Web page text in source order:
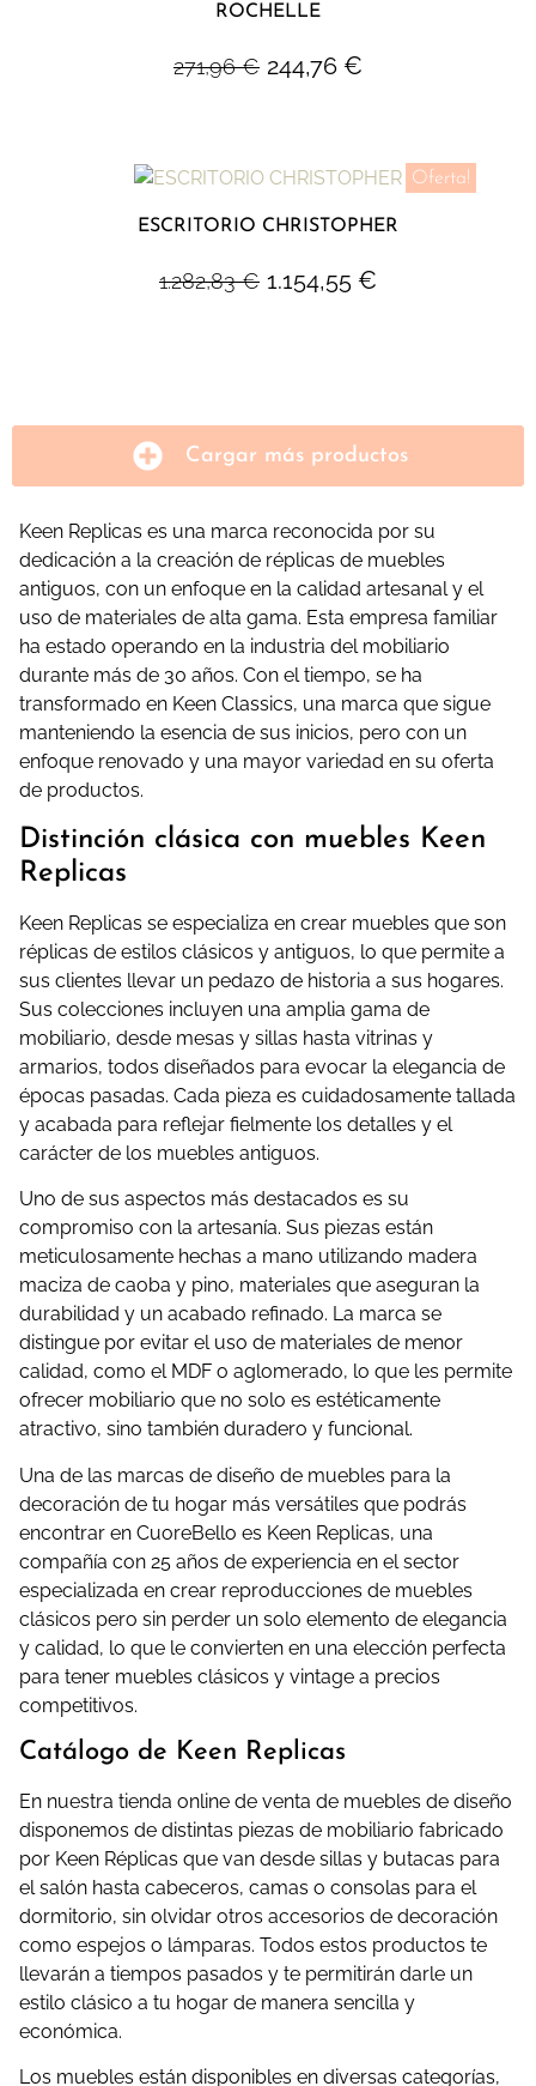
ROCHELLE
271,96€ 244,76 €
Oferta!
ESCRITORIO CHRISTOPHER
1.282,83€ 1.154,55 €
Cargar más productos
Keen Replicas es una marca reconocida por su
dedicación a la creación de réplicas de muebles
antiguos, con un enfoque en la calidad artesanal y el
uso de materiales de alta gama. Esta empresa familiar
ha estado operando en la industria del mobiliario
durante más de 30 años. Con el tiempo, se ha
transformado en Keen Classics, una marca que sigue
manteniendo la esencia de sus inicios, pero con un
enfoque renovado y una mayor variedad en su oferta
de productos.
Distinción clásica con muebles Keen
Replicas
Keen Replicas se especializa en crear muebles que son
réplicas de estilos clásicos y antiguos, lo que permite a
sus clientes llevar un pedazo de historia a sus hogares.
Sus colecciones incluyen una amplia gama de
mobiliario, desde mesas y sillas hasta vitrinas y
armarios, todos diseñados para evocar la elegancia de
épocas pasadas. Cada pieza es cuidadosamente tallada
y acabada para reflejar fielmente los detalles y el
carácter de los muebles antiguos.
Uno de sus aspectos más destacados es su
compromiso con la artesanía. Sus piezas están
meticulosamente hechas a mano utilizando madera
maciza de caoba y pino, materiales que aseguran la
durabilidad y un acabado refinado. La marca se
distingue por evitar el uso de materiales de menor
calidad, como el MDF o aglomerado, lo que les permite
ofrecer mobiliario que no solo es estéticamente
atractivo, sino también duradero y funcional​.
Una de las marcas de diseño de muebles para la
decoración de tu hogar más versátiles que podrás
encontrar en CuoreBello es Keen Replicas, una
compañía con 25 años de experiencia en el sector
especializada en crear reproducciones de muebles
clásicos pero sin perder un solo elemento de elegancia
y calidad, lo que le convierten en una elección perfecta
para tener muebles clásicos y vintage a precios
competitivos.
Catálogo de Keen Replicas
En nuestra tienda online de venta de muebles de diseño
disponemos de distintas piezas de mobiliario fabricado
por Keen Réplicas que van desde sillas y butacas para
el salón hasta cabeceros, camas o consolas para el
dormitorio, sin olvidar otros accesorios de decoración
como espejos o lámparas. Todos estos productos te
llevarán a tiempos pasados y te permitirán darle un
estilo clásico a tu hogar de manera sencilla y
económica.
Los muebles están disponibles en diversas categorías,